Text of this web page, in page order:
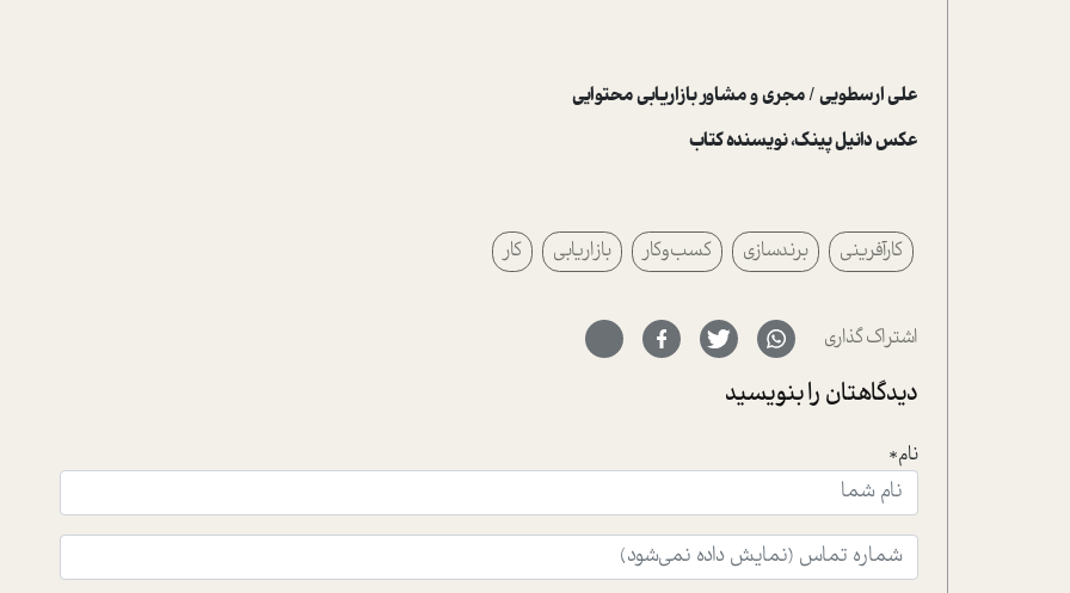
علی ارسطویی / مجری و مشاور بازاریابی محتوایی
عکس دانیل پینک، نویسنده کتاب
کارآفرینی برندسازی کسب‌وکار بازاریابی کار
اشتراک گذاری
دیدگاهتان را بنویسید
نام*